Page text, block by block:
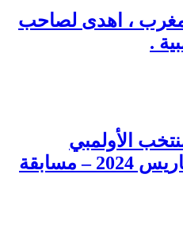
، اهدى لصاحب
.
الأولمبي
المغربي في أولمبياد باريس 2024 – مسابقة